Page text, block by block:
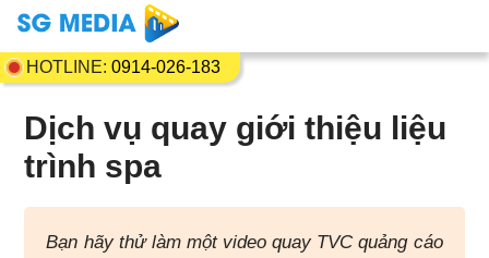
HOTLINE: 0914-026-183
Dịch vụ quay giới thiệu liệu
trình spa
Bạn hãy thử làm một video quay TVC quảng cáo